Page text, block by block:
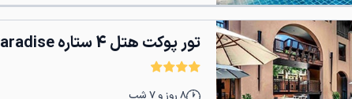
تور پوکت هتل 4 ستاره The Royal Paradise
8 روز و7 شب